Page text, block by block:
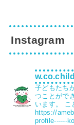
Instagram
子どもたち
つことがで
います。
こ
https://
profile------